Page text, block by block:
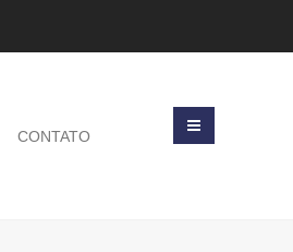
CONTATO